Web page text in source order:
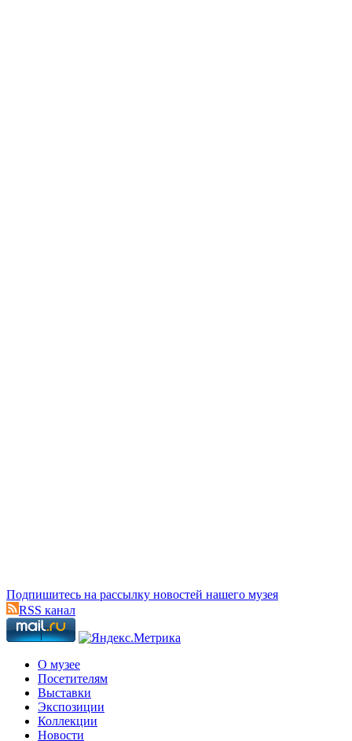
Подпишитесь на рассылку новостей нашего музея
RSS канал
О музее
Посетителям
Выставки
Экспозиции
Коллекции
Новости